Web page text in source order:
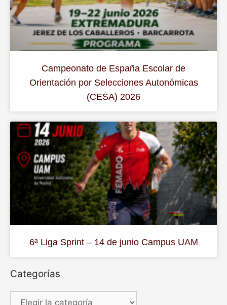
Campeonato de España Escolar de
Orientación por Selecciones Autonómicas
(CESA) 2026
6ª Liga Sprint – 14 de junio Campus UAM
Categorías